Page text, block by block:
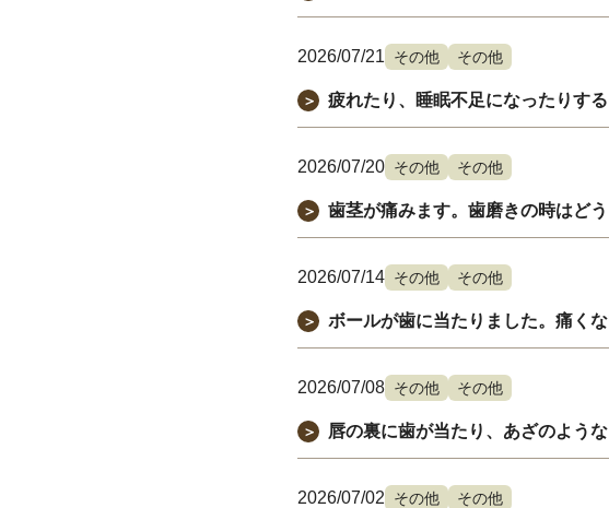
2026/07/21 その他 その他
＞ 疲れたり、睡眠不足になったりす
2026/07/20 その他 その他
＞ 歯茎が痛みます。歯磨きの時はど
2026/07/14 その他 その他
＞ ボールが歯に当たりました。痛く
2026/07/08 その他 その他
＞ 唇の裏に歯が当たり、あざのよう
2026/07/02 その他 その他